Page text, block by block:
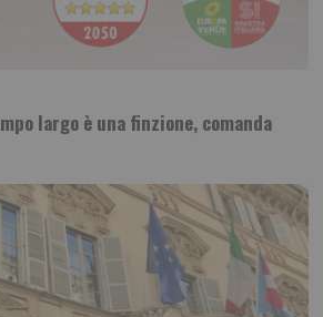
largo è una finzione, comanda